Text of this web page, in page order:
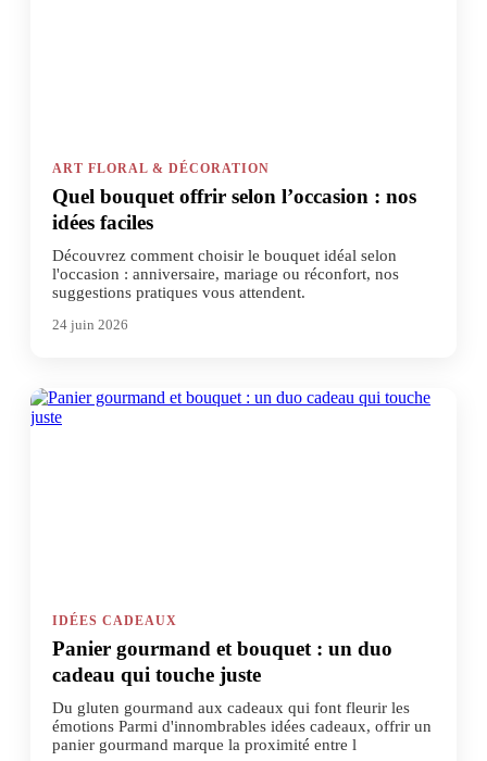
ART FLORAL & DÉCORATION
Quel bouquet offrir selon l’occasion : nos
idées faciles
Découvrez comment choisir le bouquet idéal selon
l'occasion : anniversaire, mariage ou réconfort, nos
suggestions pratiques vous attendent.
24 juin 2026
IDÉES CADEAUX
Panier gourmand et bouquet : un duo
cadeau qui touche juste
Du gluten gourmand aux cadeaux qui font fleurir les
émotions Parmi d'innombrables idées cadeaux, offrir un
panier gourmand marque la proximité entre l